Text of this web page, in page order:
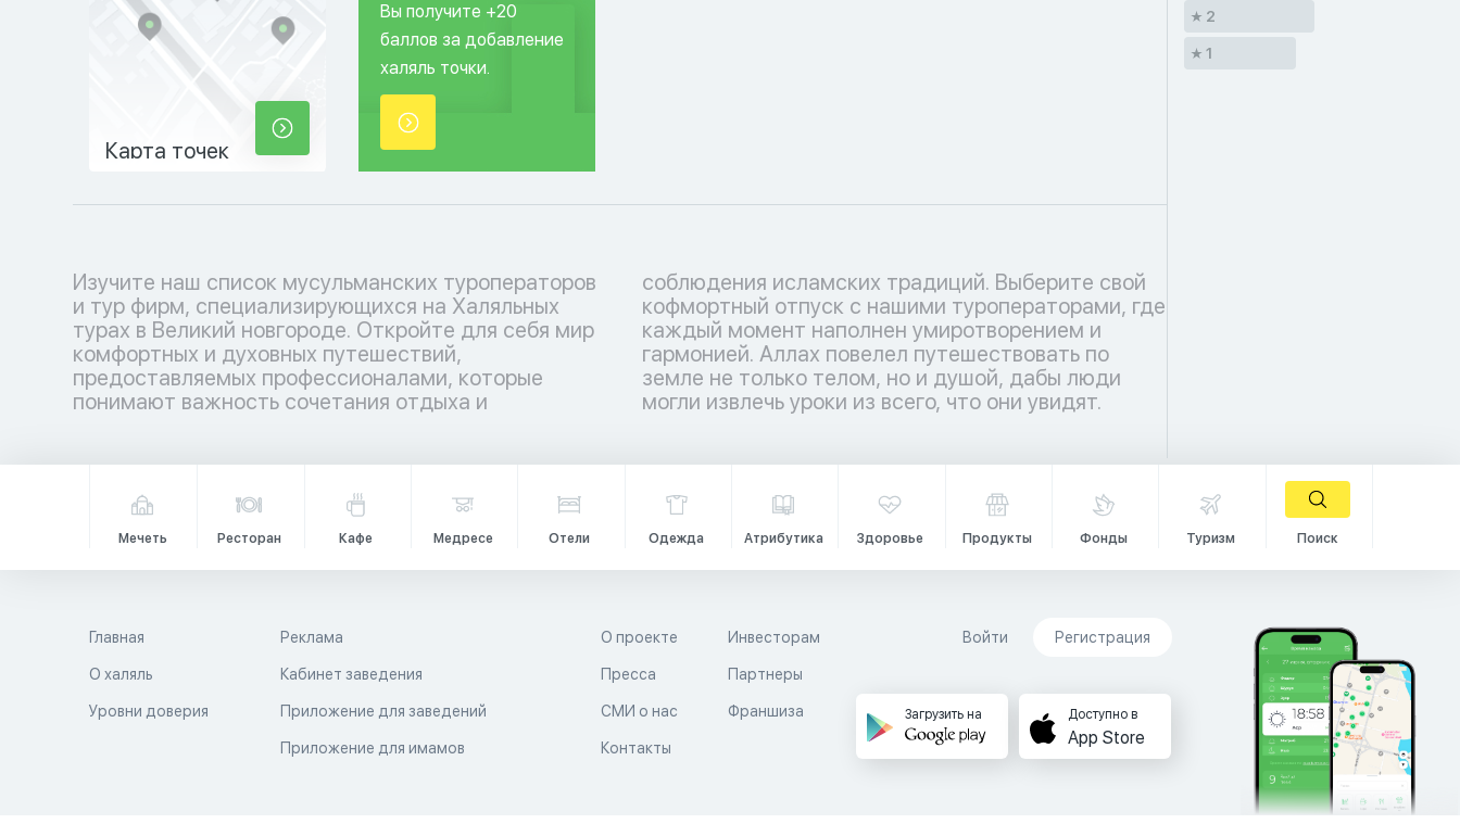
Карта точек
Вы получите +20
баллов за добавление
халяль точки.
Изучите наш список мусульманских туроператоров
и тур фирм, специализирующихся на Халяльных
турах в Великий новгороде. Откройте для себя мир
комфортных и духовных путешествий,
предоставляемых профессионалами, которые
понимают важность сочетания отдыха и
соблюдения исламских традиций. Выберите свой
кофмортный отпуск с нашими туроператорами, где
каждый момент наполнен умиротворением и
гармонией. Аллах повелел путешествовать по
земле не только телом, но и душой, дабы люди
могли извлечь уроки из всего, что они увидят.
2
1
Мечеть Ресторан Кафе Медресе Отели Одежда Атрибутика Здоровье Продукты Фонды Туризм Поиск
Главная
О халяль
Уровни доверия
Реклама
Кабинет заведения
Приложение для заведений
Приложение для имамов
О проекте
Пресса
СМИ о нас
Контакты
Инвесторам
Партнеры
Франшиза
Войти Регистрация
Загрузить на Доступно в
App Store